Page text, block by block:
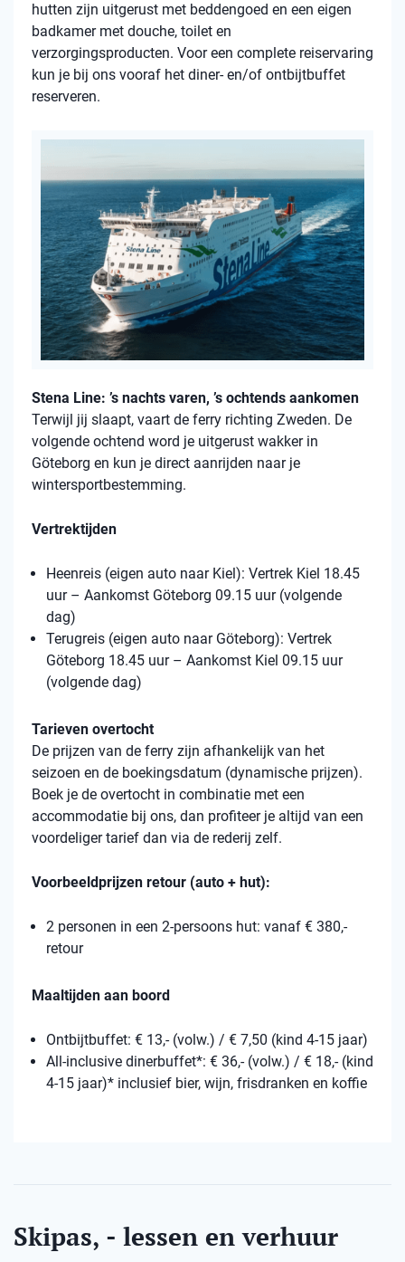
hutten zijn uitgerust met beddengoed en een eigen
badkamer met douche, toilet en
verzorgingsproducten. Voor een complete reiservaring
kun je bij ons vooraf het diner- en/of ontbijtbuffet
reserveren.
Stena Line: ’s nachts varen, ’s ochtends aankomen
Terwijl jij slaapt, vaart de ferry richting Zweden. De
volgende ochtend word je uitgerust wakker in
Göteborg en kun je direct aanrijden naar je
wintersportbestemming.
Vertrektijden
Heenreis (eigen auto naar Kiel): Vertrek Kiel 18.45
uur – Aankomst Göteborg 09.15 uur (volgende
dag)
Terugreis (eigen auto naar Göteborg): Vertrek
Göteborg 18.45 uur – Aankomst Kiel 09.15 uur
(volgende dag)
Tarieven overtocht
De prijzen van de ferry zijn afhankelijk van het
seizoen en de boekingsdatum (dynamische prijzen).
Boek je de overtocht in combinatie met een
accommodatie bij ons, dan profiteer je altijd van een
voordeliger tarief dan via de rederij zelf.
Voorbeeldprijzen retour (auto + hut):
2 personen in een 2-persoons hut: vanaf € 380,-
retour
Maaltijden aan boord
Ontbijtbuffet: € 13,- (volw.) / € 7,50 (kind 4-15 jaar)
All-inclusive dinerbuffet*: € 36,- (volw.) / € 18,- (kind
4-15 jaar)* inclusief bier, wijn, frisdranken en koffie
Skipas, - lessen en verhuur